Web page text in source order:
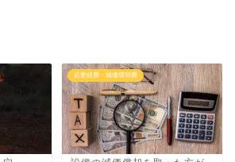
必要経費・減価償却費